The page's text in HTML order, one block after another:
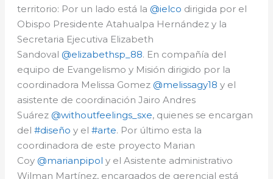
territorio: Por un lado está la @ielco dirigida por el
Obispo Presidente Atahualpa Hernández y la
Secretaria Ejecutiva Elizabeth
Sandoval @elizabethsp_88. En compañía del
equipo de Evangelismo y Misión dirigido por la
coordinadora Melissa Gomez @melissagy18 y el
asistente de coordinación Jairo Andres
Suárez @withoutfeelings_sxe, quienes se encargan
del#diseño y el#arte. Por último esta la
coordinadora de este proyecto Marian
Coy @marianpipol y el Asistente administrativo
Wilman Martínez, encargados de gerencial está